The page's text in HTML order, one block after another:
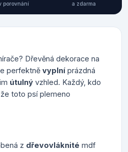
porovnání a zdarma
Dřevěná dekorace na
perfektně vyplní prázdná
útulný vzhled. Každý, kdo
toto psí plemeno
z dřevovláknité mdf